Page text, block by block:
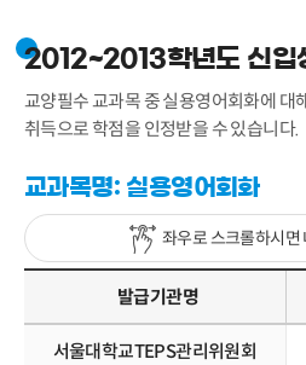
2012~2013학년도 신입
교양필수 교과목 중 실용영어회화에 대
취득으로 학점을 인정받을 수 있습니다.
교과목명: 실용영어회화
좌우로 스크롤하시면
발급기관명
서울대학교TEPS관리위원회